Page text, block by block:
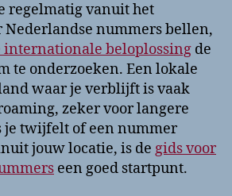
regelmatig vanuit het
nummers bellen,
internationale beloplossing de
te onderzoeken. Een lokale
waar je verblijft is vaak
zeker voor langere
je twijfelt of een nummer
jouw locatie, is de gids voor
een goed startpunt.